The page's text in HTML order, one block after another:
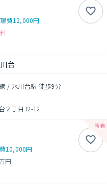
費12,000円
台
/ 氷川台駅 徒歩9分
２丁目12-12
10,000円
円